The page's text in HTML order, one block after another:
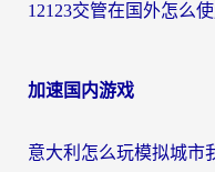
加速国内游戏